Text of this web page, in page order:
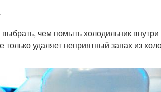
чем помыть холодильник внутри
удаляет неприятный запах из